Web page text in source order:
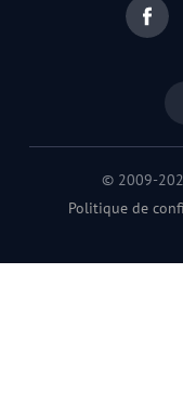
© 2009-
Politique de